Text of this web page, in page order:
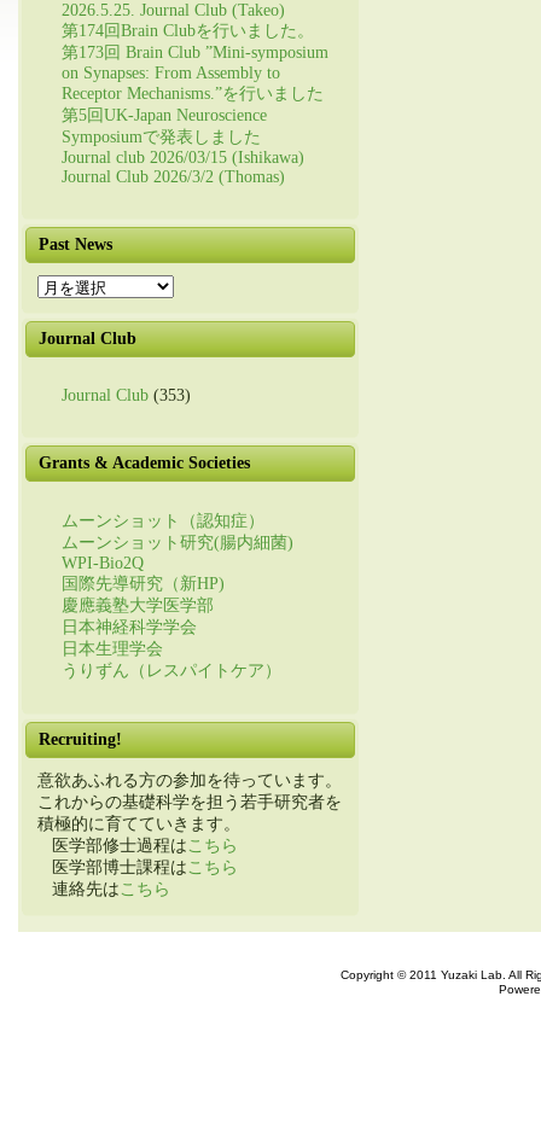
2026.5.25. Journal Club (Takeo)
第174回Brain Clubを行いました。
第173回 Brain Club ”Mini-symposium
on Synapses: From Assembly to
Receptor Mechanisms.”を行いました
第5回UK-Japan Neuroscience
Symposiumで発表しました
Journal club 2026/03/15 (Ishikawa)
Journal Club 2026/3/2 (Thomas)
Past News
Past
News
Journal Club
Journal Club (353)
Grants & Academic Societies
ムーンショット（認知症）
ムーンショット研究(腸内細菌)
WPI-Bio2Q
国際先導研究（新HP)
慶應義塾大学医学部
日本神経科学学会
日本生理学会
うりずん（レスパイトケア）
Recruiting!
意欲あふれる方の参加を待っています。
これからの基礎科学を担う若手研究者を
積極的に育てていきます。
医学部修士過程は こちら
医学部博士課程は こちら
連絡先は こちら
Copyright © 2011 Yuzaki Lab. All